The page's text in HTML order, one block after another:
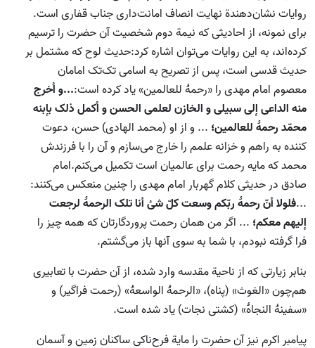
روایات نشان‌دهندة نهایت انصاف امانت‌داری جناب قفاری است.
برای نمونه، از احادیثی که نیمة دوم شخصیت آن حضرت را ترسیم
کرده‌اند، به این روایات می‌توان اشاره کرد:حدیث لوح که مشتمل بر
حدیث قدسی است، پس از تصریح به اسامی تک‌تک امامان
معصوم امام مهدی را «رحمۀ للعالمین» یاد کرده است:...و اُخرج
منه الداعی إلی سبیلی و الخازن لعلمی الحسن و اُکمل ذلک بإبنه
محمّد رحمۀ للعالمین؛ ... و از او (محمد الهادی) حسن، دعوت
کننده به راهم و خزانه علمم را خارج می‌سازم و آن را با فرزندش
محمد که مایه رحمت برای عالمیان است تکمیل می‌کنم.امام
صادق در حدیثی کلام گهربار امام مهدی را ‌چنین منعکس می‌کنند:
...فلولا أنّ رحمۀ ربّکم وسعت کلّ شیُ أنا تلک الرحمۀ لرجعت
إلیهم معکم؛ ... اگر من همان رحمت پروردگارتان که همه چیز را
فرا گرفته نبودم، با شما به سوی آنها باز می‌گشتم.
بنابر زیارتی که از ناحیة مقدسه وارد شده، از آن حضرت با تعابیری
هم‌چون «الغوث» (پناه)، «الرحمۀ الواسعۀ» (رحمت فراگیر) و
«سفینۀ النجاۀ» (کشتی نجات) یاد شده است.
پیامبر اکرم نیز آن حضرت را مایة فرح‌ناکی ساکنان زمین و آسمان